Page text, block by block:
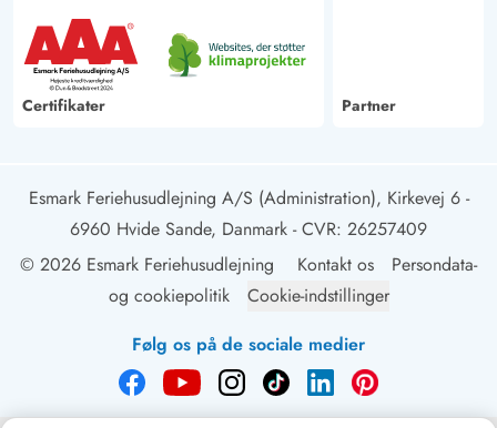
Certifikater Partner
Esmark Feriehusudlejning A/S (Administration), Kirkevej 6 -
6960 Hvide Sande, Danmark - CVR: 26257409
© 2026 Esmark Feriehusudlejning
Kontakt os
Persondata-
og cookiepolitik
Cookie-indstillinger
Følg os på de sociale medier